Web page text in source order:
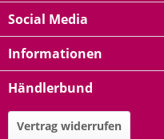
Social Media
Informationen
Händlerbund
Vertrag widerrufen